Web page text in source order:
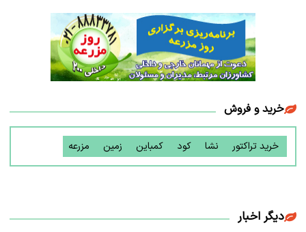
خرید و فروش
خرید تراکتور نشا کود کمباین زمین مزرعه
دیگر اخبار